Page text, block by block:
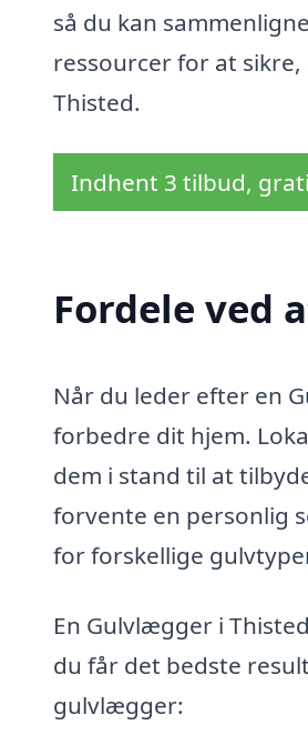
så du kan
ressourcer for at
Thisted.
Indhent 3 tilbud,
Fordele ved
Når du leder efter en
forbedre dit hjem.
dem i stand til at
forvente en personlig
for forskellige
En Gulvlægger i
du får det bedste
gulvlægger: